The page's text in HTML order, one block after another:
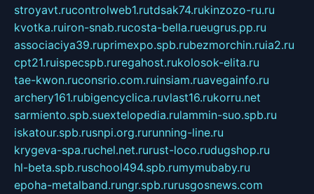
stroyavt.rucontrolweb1.rutdsak74.rukinzozo-ru.ru
kvotka.ruiron-snab.rucosta-bella.rueugrus.pp.ru
associaciya39.ruprimexpo.spb.rubezmorchin.ruia2.ru
cpt21.ruispecspb.ruregahost.rukolosok-elita.ru
tae-kwon.ruconsrio.com.ruinsiam.ruavegainfo.ru
archery161.rubigencyclica.ruvlast16.rukorru.net
sarmiento.spb.suextelopedia.rulammin-suo.spb.ru
iskatour.spb.rusnpi.org.rurunning-line.ru
krygeva-spa.ruchel.net.rurust-loco.rudugshop.ru
hl-beta.spb.ruschool494.spb.rumymubaby.ru
epoha-metalband.rungr.spb.rurusgosnews.com